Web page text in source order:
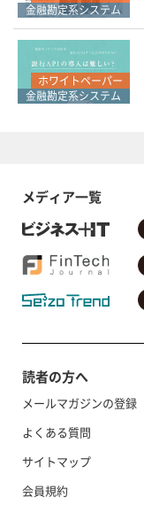
金融勘定系システム
ホワイトペーパー
金融勘定系システム
メディア一覧
読者の方へ
メールマガジンの登録
よくある質問
サイトマップ
会員規約